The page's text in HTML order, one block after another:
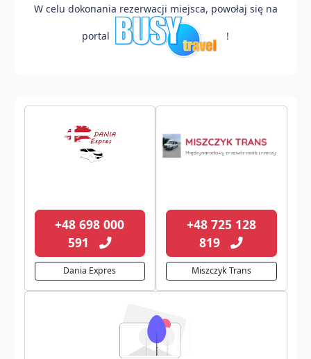
W celu dokonania rezerwacji miejsca, powołaj się na
portal !
+48 698 000
591
Dania Expres
+48 725 128
819
Miszczyk Trans